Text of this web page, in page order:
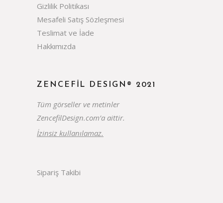
Gizlilik Politikası
Mesafeli Satış Sözleşmesi
Teslimat ve İade
Hakkımızda
ZENCEFIL DESIGN® 2021
Tüm görseller ve metinler
ZencefilDesign.com’a aittir.
İzinsiz kullanılamaz.
Sipariş Takibi